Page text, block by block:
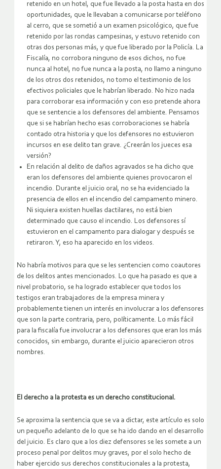
retenido en un hotel, que fue llevado a la posta hasta en dos
oportunidades, que le llevaban a comunicarse por teléfono
al cerro, que se sometió a un examen psicológico, que fue
retenido por las rondas campesinas, y estuvo retenido con
otras dos personas más, y que fue liberado por la Policía. La
Fiscalía, no corrobora ninguno de esos dichos, no fue
nunca al hotel, no fue nunca a la posta, no llamo a ninguno
de los otros dos retenidos, no tomo el testimonio de los
efectivos policiales que le habrían liberado. No hizo nada
para corroborar esa información y con eso pretende ahora
que se sentencie a los defensores del ambiente. Pensamos
que si se habrían hecho esas corroboraciones se habría
contado otra historia y que los defensores no estuvieron
incursos en ese delito tan grave. ¿Creerán los jueces esa
versión?
En relación al delito de daños agravados se ha dicho que
eran los defensores del ambiente quienes provocaron el
incendio. Durante el juicio oral, no se ha evidenciado la
presencia de ellos en el incendio del campamento minero.
Ni siquiera existen huellas dactilares, no está bien
determinado que causo el incendio. Los defensores sí
estuvieron en el campamento para dialogar y después se
retiraron. Y, eso ha aparecido en los videos.
No habría motivos para que se les sentencien como coautores
de los delitos antes mencionados. Lo que ha pasado es que a
nivel probatorio, se ha logrado establecer que todos los
testigos eran trabajadores de la empresa minera y
probablemente tienen un interés en involucrar a los defensores
que son la parte contraria, pero, políticamente. Lo más fácil
para la fiscalía fue involucrar a los defensores que eran los más
conocidos, sin embargo, durante el juicio aparecieron otros
nombres.
El derecho a la protesta es un derecho constitucional.
Se aproxima la sentencia que se va a dictar, este artículo es solo
un pequeño adelanto de lo que se ha ido dando en el desarrollo
del juicio. Es claro que a los diez defensores se les somete a un
proceso penal por delitos muy graves, por el solo hecho de
haber ejercido sus derechos constitucionales a la protesta,